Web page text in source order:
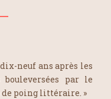
neuf ans après les
par le
poing littéraire. »